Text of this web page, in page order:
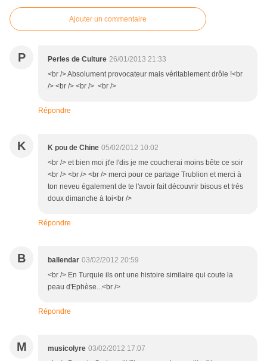
Ajouter un commentaire
P Perles de Culture 26/01/2013 21:33
<br /> Absolument provocateur mais véritablement drôle !<br
/> <br /> <br /> <br />
Répondre
K K pou de Chine 05/02/2012 10:02
<br /> et bien moi jt'e l'dis je me coucherai moins bête ce soir
<br /> <br /> <br /> merci pour ce partage Trublion et merci à
ton neveu également de te l'avoir fait découvrir bisous et trés
doux dimanche à toi<br />
Répondre
B ballendar 03/02/2012 20:59
<br /> En Turquie ils ont une histoire similaire qui coute la
peau d'Ephèse...<br />
Répondre
M musicolyre 03/02/2012 17:07